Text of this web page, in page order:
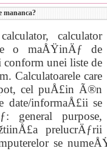
mananca?
calculator
o maÅŸinÄƒ de
unei liste de
Calculatoarele care
cel puÅ£in Ã®n
date/informaÅ£ii se
general purpose,
prelucrÄƒrii
se